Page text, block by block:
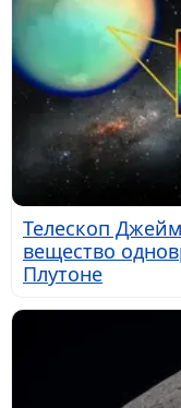
Телескоп
вещество
Плутоне